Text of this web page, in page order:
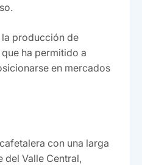
la producción de
ha permitido a
en mercados
con una larga
del Valle Central,